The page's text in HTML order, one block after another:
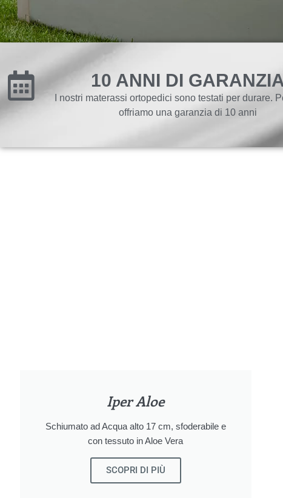
10 ANNI DI
I nostri materassi ortopedici sono testati per durare.
offriamo una garanzia di 10 anni
Iper Aloe
Schiumato ad Acqua alto 17 cm, sfoderabile e
con tessuto in Aloe Vera
SCOPRI DI PIÙ